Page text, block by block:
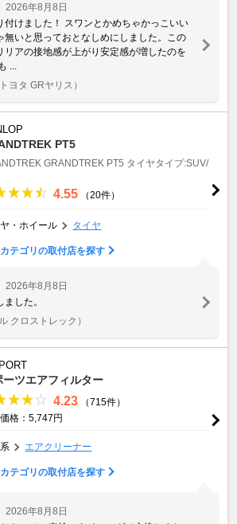
2026年8月8日
付けました！ スワンとかめちゃかっこいい
無いと思っておとなしめにしました。この
リアの接地感が上がり安定感が増したのを
...
ヨタ GRヤリス）
PT5
GRANDTREK PT5 タイヤタイプ:SUV/
4.55 （20件）
・ホイール タイヤ
テゴリの取付店を探す
2026年8月8日
した。
クロストレック）
ーツエアフィルター
4.23
（715件）
格：5,747円
エアクリーナー
テゴリの取付店を探す
2026年8月8日